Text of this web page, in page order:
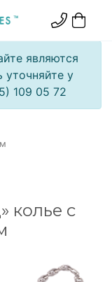
являются
у
109 05 72
колье с